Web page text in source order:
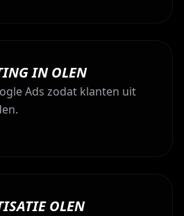
IN OLEN
Ads zodat klanten uit
OLEN